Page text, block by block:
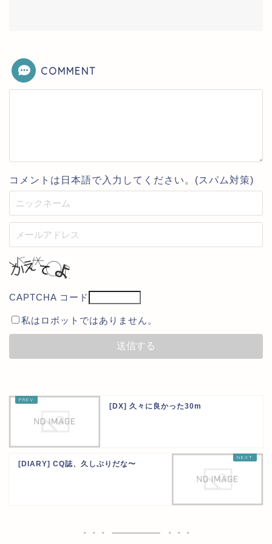
COMMENT
コメントは日本語で入力してください。(スパム対策)
CAPTCHA コード
私はロボットではありません。
[DX] 久々に良かった30m
[DIARY] CQ誌、久しぶりだな〜